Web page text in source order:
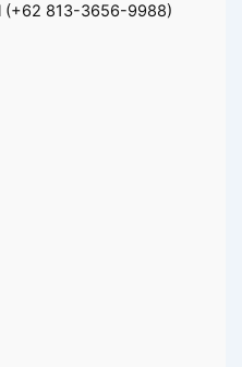
(+62 813-3656-9988)